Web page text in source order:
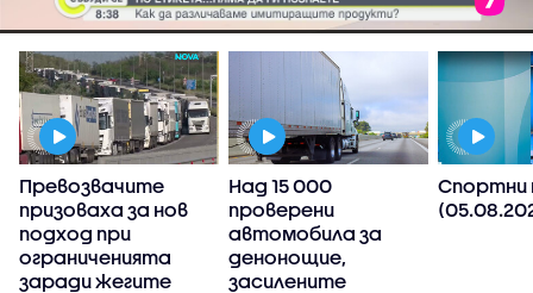
Превозвачите
призоваха за нов
подход при
ограниченията
заради жегите
Над 15 000
проверени
автомобила за
денонощие,
засилените
Спортни